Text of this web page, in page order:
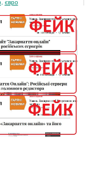
, євро